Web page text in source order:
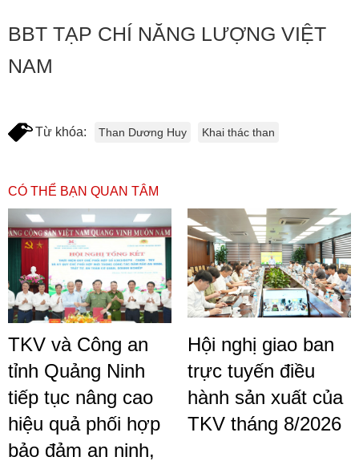
BBT TẠP CHÍ NĂNG LƯỢNG VIỆT
NAM
Từ khóa: Than Dương Huy Khai thác than
CÓ THỂ BẠN QUAN TÂM
TKV và Công an
tỉnh Quảng Ninh
tiếp tục nâng cao
hiệu quả phối hợp
bảo đảm an ninh,
Hội nghị giao ban
trực tuyến điều
hành sản xuất của
TKV tháng 8/2026